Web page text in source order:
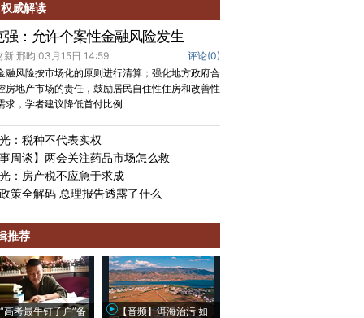
权威解读
强：允许个案性金融风险发生
评论(0)
新 邢昀 03月15日 14:59
融风险按市场化的原则进行清算；强化地方政府合
房地产市场的责任，鼓励居民自住性住房和改善性
求，学者建议降低首付比例
：税种不代表实权
周谈】两会关注药品市场怎么救
：房产税不应急于求成
策全解码 总理报告透露了什么
推荐
高考最牛钉子户”备
【音频】洱海治污 如